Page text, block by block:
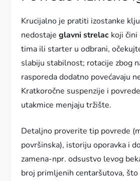
Krucijalno je pratiti izostanke
nedostajeglavni strelac koji
tima ili starter u odbrani,
slabiju stabilnost; rotacije zbog
rasporeda dodatno povećavaju
Kratkoročne suspenzije i
utakmice menjaju tržište.
Detaljno proverite tip povrede
površinska), istoriju oporavka i
zamena-npr. odsustvo levog
broj primljenih centaršutova, što